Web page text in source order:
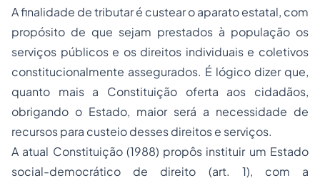
A finalidade de tributar é custear o aparato estatal, com
propósito de que sejam prestados à população os
serviços públicos e os direitos individuais e coletivos
constitucionalmente assegurados. É lógico dizer que,
quanto mais a Constituição oferta aos cidadãos,
obrigando o Estado, maior será a necessidade de
recursos para custeio desses direitos e serviços.
A atual Constituição (1988) propôs instituir um Estado
social-democrático de direito (art. 1), com a